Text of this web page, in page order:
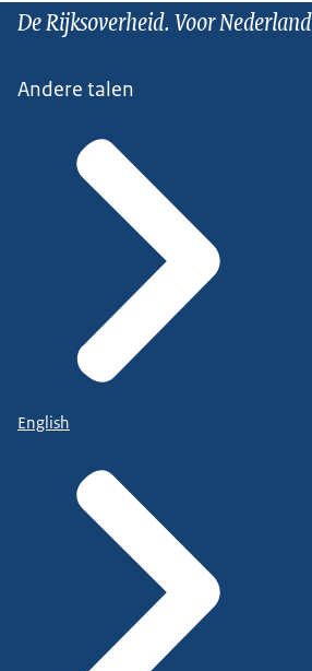
De Rijksoverheid. Voor Nederland
Andere talen
English